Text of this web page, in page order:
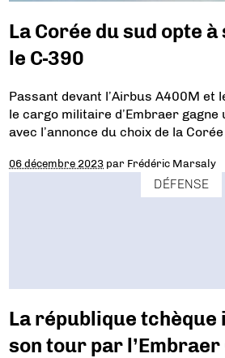
La Corée du sud opte
le C-390
Passant devant l’Airbus A400M et
le cargo militaire d’Embraer gagne
avec l’annonce du choix de la
06 décembre 2023 par Frédéric Marsaly
DÉFENSE
La république tchèque
son tour par l’Embraer